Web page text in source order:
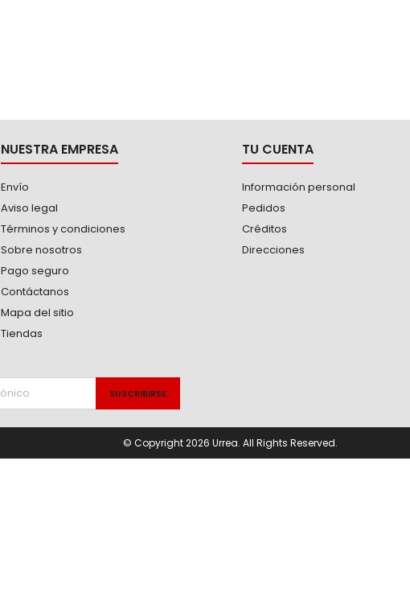
NUESTRA EMPRESA
Envío
Aviso legal
Términos y condiciones
Sobre nosotros
Pago seguro
Contáctanos
Mapa del sitio
Tiendas
TU CUENTA
Información personal
Pedidos
Créditos
Direcciones
© Copyright 2026 Urrea. All Rights Reserved.